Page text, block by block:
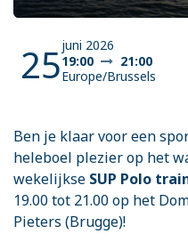
25juni 2026
19:00
21:00
Europe/Brussels
Ben je klaar voor een
heleboel plezier op het
wekelijkse SUP Polo
19.00 tot 21.00 op het
Pieters (Brugge)!